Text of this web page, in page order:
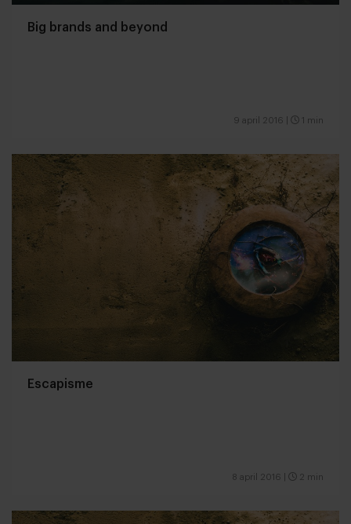
Big brands and beyond
9 april 2016 1 min
Escapisme
8 april 2016 2 min